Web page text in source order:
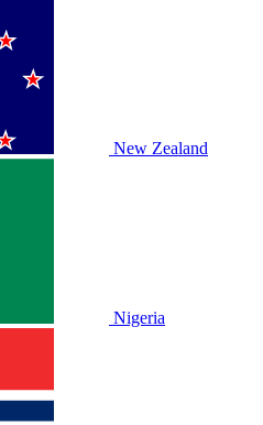
New Zealand
Nigeria